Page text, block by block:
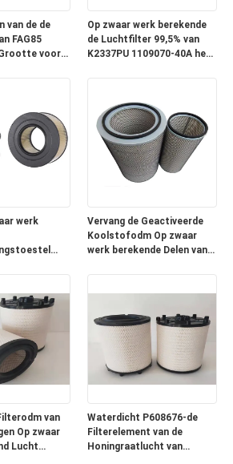
van de de
FAG85
voor
Op zwaar werk berekende
de Luchtfilter 99,5% van
K2337PU 1109070-40A het
werk
Vervang de Geactiveerde
Koolstofodm Op zwaar
werk berekende Delen van
van
Op zwaar
Lucht
Waterdicht P608676-de
Filterelement van de
Honingraatlucht van